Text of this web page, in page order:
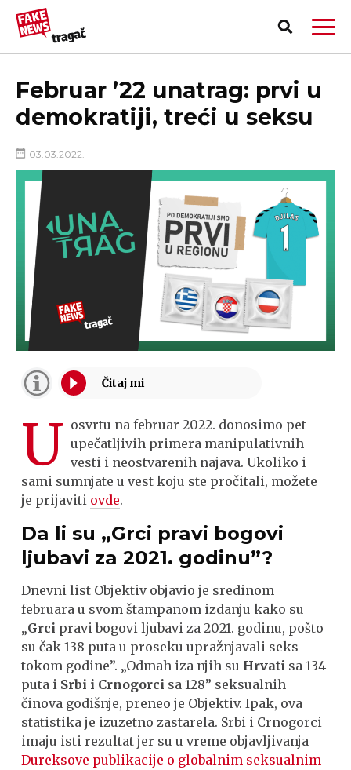
PRIJAVI LAŽNU VEST!
Februar ’22 unatrag: prvi u
demokratiji, treći u seksu
03.03.2022.
U osvrtu na februar 2022. donosimo pet
upečatljivih primera manipulativnih
vesti i neostvarenih najava. Ukoliko i
sami sumnjate u vest koju ste pročitali, možete
je prijaviti ovde.
Da li su „Grci pravi bogovi
ljubavi za2021. godinu”?
Dnevni list Objektiv objavio je sredinom
februara u svom štampanom izdanju kako su
„Grci pravi bogovi ljubavi za 2021. godinu, pošto
su čak 138 puta u proseku upražnjavali seks
tokom godine”. „Odmah iza njih su Hrvati sa 134
puta i Srbi i Crnogorci sa 128” seksualnih
činova godišnje, preneo je Objektiv. Ipak, ova
statistika je izuzetno zastarela. Srbi i Crnogorci
imaju isti rezultat jer su u vreme objavljivanja
Dureksove publikacije o globalnim seksualnim